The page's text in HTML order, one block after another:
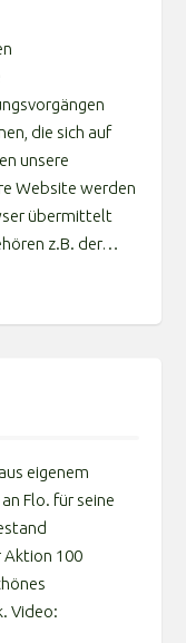
die sich auf
unsere
Website werden
übermittelt
z.B. der…
eigenem
Flo. für seine
Aktion 100
Video: